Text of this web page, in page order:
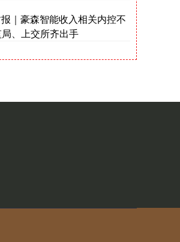
｜豪森智能收入相关内控不
、上交所齐出手